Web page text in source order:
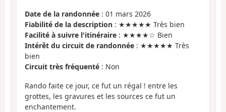
Date de la randonnée : 01 mars 2026
Fiabilité de la description : ★★★★★ Très bien
Facilité à suivre l'itinéraire : ★★★★☆ Bien
Intérêt du circuit de randonnée : ★★★★★ Très
bien
Circuit très fréquenté : Non
Rando faite ce jour, ce fut un régal ! entre les
grottes, les gravures et les sources ce fut un
enchantement.